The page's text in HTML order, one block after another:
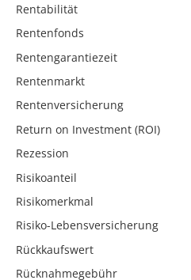
Rentabilität
Rentenfonds
Rentengarantiezeit
Rentenmarkt
Rentenversicherung
Return on Investment (ROI)
Rezession
Risikoanteil
Risikomerkmal
Risiko-Lebensversicherung
Rückkaufswert
Rücknahmegebühr